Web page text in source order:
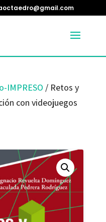
IMPRESO / Retos y
con videojuegos